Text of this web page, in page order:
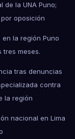
de la UNA Puno;
oposición
en la región Puno
tres meses.
tras denuncias
contra
la región
nacional en Lima